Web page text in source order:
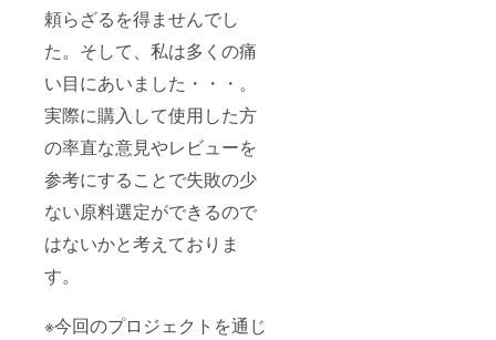
頼らざるを得ませんでし
た。そして、私は多くの痛
い目にあいました・・・。
実際に購入して使用した方
の率直な意見やレビューを
参考にすることで失敗の少
ない原料選定ができるので
はないかと考えておりま
す。
※今回のプロジェクトを通じ